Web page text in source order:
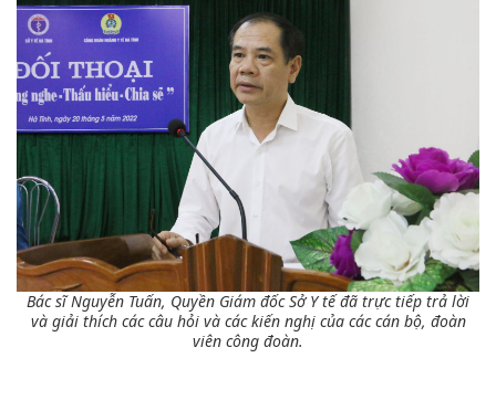
Bác sĩ Nguyễn Tuấn, Quyền Giám đốc Sở Y tế đã trực tiếp trả lời
và giải thích các câu hỏi và các kiến nghị của các cán bộ, đoàn
viên công đoàn.